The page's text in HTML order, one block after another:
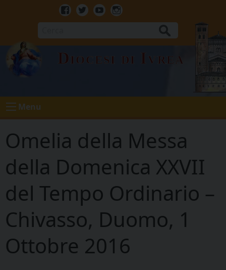
Facebook
TwitterYoutubeInstagram
Diocesi di Ivrea
Menu
Omelia della Messa
della Domenica XXVII
del Tempo Ordinario –
Chivasso, Duomo, 1
Ottobre 2016